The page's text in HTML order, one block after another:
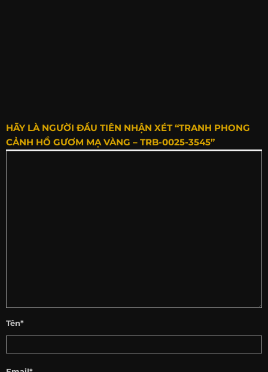
HÃY LÀ NGƯỜI ĐẦU TIÊN NHẬN XÉT “TRANH PHONG
CẢNH HỒ GƯƠM MẠ VÀNG – TRB-0025-3545”
Tên*